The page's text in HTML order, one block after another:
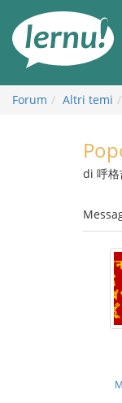
all’indice
Forum Altri temi
di 呼